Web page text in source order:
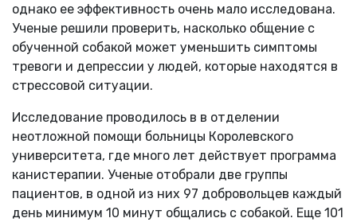
однако ее эффективность очень мало исследована.
Ученые решили проверить, насколько общение с
обученной собакой может уменьшить симптомы
тревоги и депрессии у людей, которые находятся в
стрессовой ситуации.
Исследование проводилось в в отделении
неотложной помощи больницы Королевского
университета, где много лет действует программа
канистерапии. Ученые отобрали две группы
пациентов, в одной из них 97 добровольцев каждый
день минимум 10 минут общались с собакой. Еще 101